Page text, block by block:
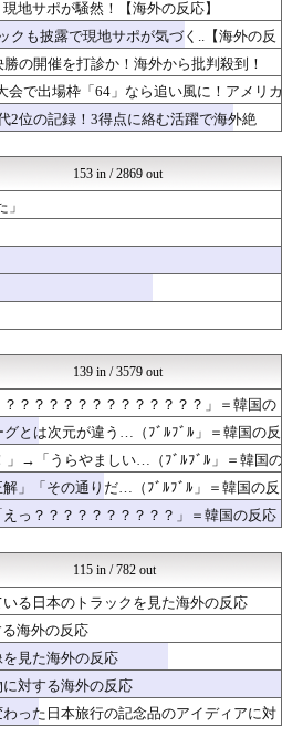
感動日本
感動日本
ニチカン！
ハウメニージャパン！
ガラパゴスジャパン - 海...
ハナミズキの韓国ブログ[海...
ボールパーク速報 海外の反...
クロード-韓国の反応まとめ
世界はグーチョキパー
Ask Reddit まと...
HANO-K
ハウメニージャパン！
世界はグーチョキパー
マニア・オブ・フットボール...
ガラパゴスジャパン - 海...
世界はグーチョキパー
わーすぽ 海外の反応
ポーランドボール 翻訳
海外の反応スポーツ
日本と韓国は敵か？味方か？...
はろわるど
海外の万国反応記＠海外の反...
【海外の反応】 パンドラの...
ボールパーク速報 海外の反...
NO FOOTY NO L...
海外の反応スポーツ
世界の憂鬱 海外・韓国の反...
わーすぽ 海外の反応
ガラパゴスジャパン - 海...
Ask Reddit まと...
地サポが騒然！【海外の反応】
も披露で現地サポが気づく..【海外の反
の開催を打診か！海外から批判殺到！
で出場枠「64」なら追い風に！アメリカ
2位の記録！3得点に絡む活躍で海外絶
153 in / 2869 out
139 in / 3579 out
？？？？？？？？？？？？？」＝韓国の
とは次元が違う…（ﾌﾞﾙﾌﾞﾙ」＝韓国の反
」→「うらやましい…（ﾌﾞﾙﾌﾞﾙ」＝韓国の
」「その通りだ…（ﾌﾞﾙﾌﾞﾙ」＝韓国の反
っ？？？？？？？？？？」＝韓国の反応
115 in / 782 out
る日本のトラックを見た海外の反応
海外の反応
見た海外の反応
対する海外の反応
った日本旅行の記念品のアイディアに対